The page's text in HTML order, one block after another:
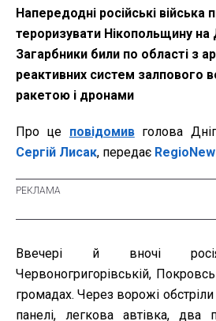
Напередодні російські
тероризувати Нікопольщину на
Загарбники били по області з
реактивних систем залпового
ракетою і дронами
Про це повідомивголова
Сергій Лисак, передає
Ввечері й вночі
Червоногригорівській,
громадах. Через ворожі
панелі, легкова автівка, два